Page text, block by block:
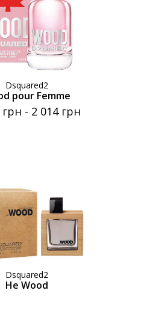
Dsquared2
pour Femme
грн - 2 014 грн
Dsquared2
He Wood